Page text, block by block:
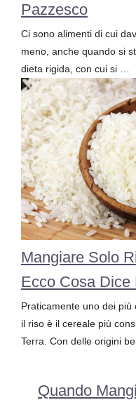
Pazzesco
Ci sono alimenti di cui
meno, anche quando si
dieta rigida, con cui si …
Mangiare Solo
Ecco Cosa Dice
Praticamente uno dei più
il riso è il cereale più
Terra. Con delle origini
Quando